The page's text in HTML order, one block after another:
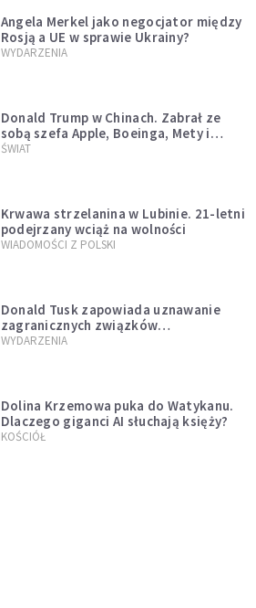
Angela Merkel jako negocjator między
Rosją a UE w sprawie Ukrainy?
WYDARZENIA
Donald Trump w Chinach. Zabrał ze
sobą szefa Apple, Boeinga, Mety i
Muska
ŚWIAT
Krwawa strzelanina w Lubinie. 21-letni
podejrzany wciąż na wolności
WIADOMOŚCI Z POLSKI
Donald Tusk zapowiada uznawanie
zagranicznych związków
jednopłciowych. "Państwo oblało ten
WYDARZENIA
Dolina Krzemowa puka do Watykanu.
Dlaczego giganci AI słuchają księży?
KOŚCIÓŁ